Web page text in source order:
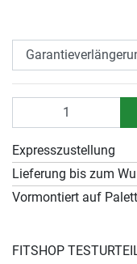
FITSHOP
Expresszustellung
Lieferung bis zum
Vormontiert auf